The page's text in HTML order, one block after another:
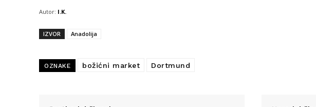
Autor: I.K.
IZVOR Anadolija
OZNAKE božićni market Dortmund